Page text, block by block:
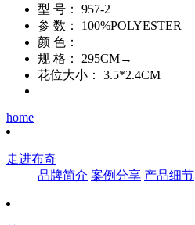
型 号：
957-2
参 数：
100%POLYESTER
颜 色：
规 格：
295CM→
花位大小：
3.5*2.4CM
home
走进布奇
品牌简介 案例分享 产品细节